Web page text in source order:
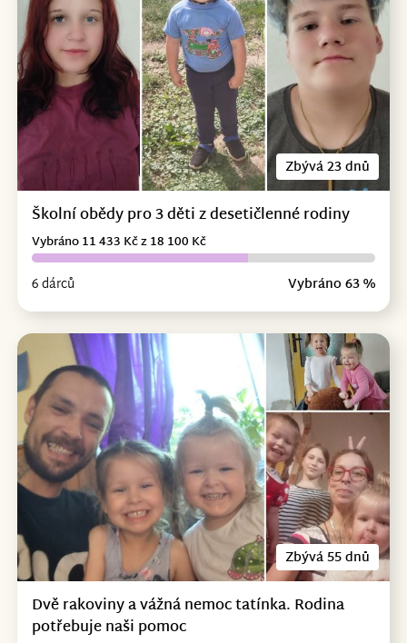
Zbývá 23 dnů
Školní obědy pro 3 děti z desetičlenné rodiny
6 dárců Vybráno 63 %
Vybráno 11 433 Kč z 18 100 Kč
Zbývá 55 dnů
Dvě rakoviny a vážná nemoc tatínka. Rodina
potřebuje naši pomoc